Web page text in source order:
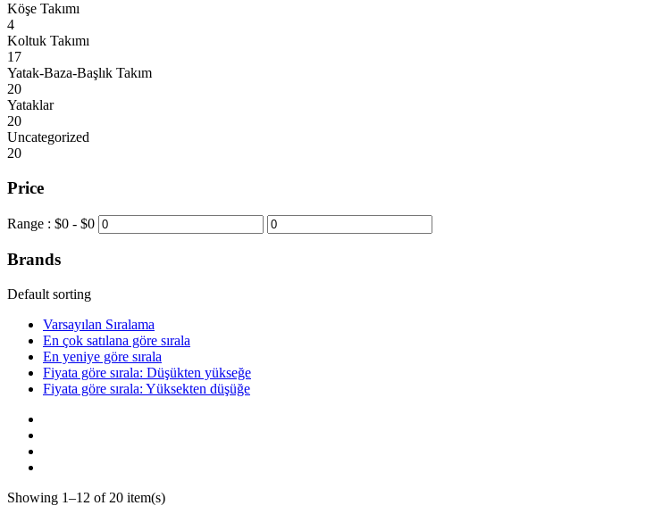
Köşe Takımı
4
Koltuk Takımı
17
Yatak-Baza-Başlık Takım
20
Yataklar
20
Uncategorized
20
Price
Range : $0 - $0
Brands
Default sorting
Varsayılan Sıralama
En çok satılana göre sırala
En yeniye göre sırala
Fiyata göre sırala: Düşükten yükseğe
Fiyata göre sırala: Yüksekten düşüğe
Showing 1–12 of 20 item(s)